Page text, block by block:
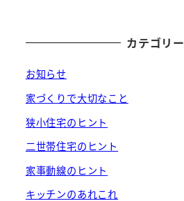
カテゴリー
お知らせ
家づくりで大切なこと
狭小住宅のヒント
二世帯住宅のヒント
家事動線のヒント
キッチンのあれこれ